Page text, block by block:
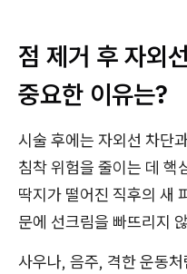
점 제거 후 자외
중요한 이유는?
시술 후에는 자외선 차단
침착 위험을 줄이는 데 핵
딱지가 떨어진 직후의 새
문에 선크림을 빠뜨리지
사우나, 음주, 격한 운동